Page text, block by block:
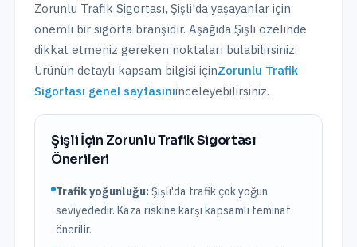
Zorunlu Trafik Sigortası, Şişli'da yaşayanlar için
önemli bir sigorta branşıdır. Aşağıda Şişli özelinde
dikkat etmeniz gereken noktaları bulabilirsiniz.
Ürünün detaylı kapsam bilgisi içinZorunlu Trafik
Sigortası genel sayfasınıinceleyebilirsiniz.
Şişliİçin Zorunlu Trafik Sigortası
Önerileri
Trafik yoğunluğu:Şişli'da trafik çok yoğun
seviyededir. Kaza riskine karşı kapsamlı teminat
önerilir.